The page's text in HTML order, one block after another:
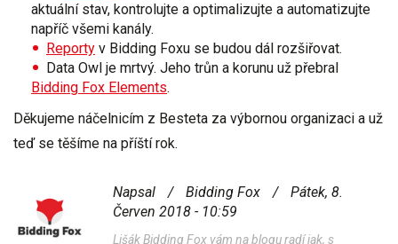
aktuální stav, kontrolujte a optimalizujte a automatizujte
napříč všemi kanály.
Reporty v Bidding Foxu se budou dál rozšiřovat.
Data Owl je mrtvý. Jeho trůn a korunu už přebral
Bidding Fox Elements.
Děkujeme náčelnicím z Besteta za výbornou organizaci a už
teď se těšíme na příští rok.
Napsal / Bidding Fox /
Pátek, 8.
Červen 2018 - 10:59
Lišák Bidding Fox vám na blogu radí jak, s